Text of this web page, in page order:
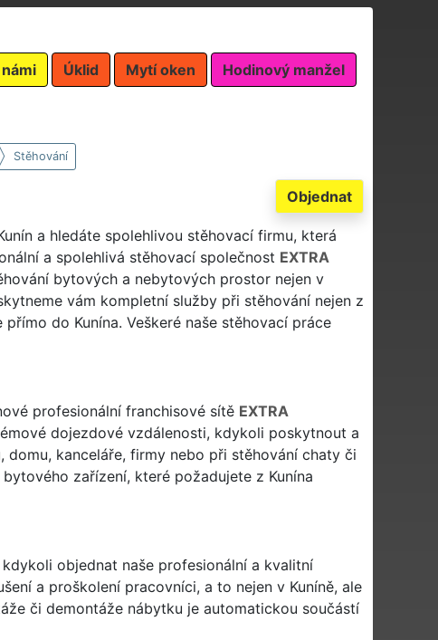
Úklid Mytí oken Hodinový manžel
Stěhování
Objednat
a hledáte spolehlivou stěhovací firmu, která
a spolehlivá stěhovací společnost EXTRA
bytových a nebytových prostor nejen v
vám kompletní služby při stěhování nejen z
do Kunína. Veškeré naše stěhovací práce
profesionální franchisové sítě EXTRA
dojezdové vzdálenosti, kdykoli poskytnout a
kanceláře, firmy nebo při stěhování chaty či
zařízení, které požadujete z Kunína
objednat naše profesionální a kvalitní
a proškolení pracovníci, a to nejen v Kuníně, ale
či demontáže nábytku je automatickou součástí